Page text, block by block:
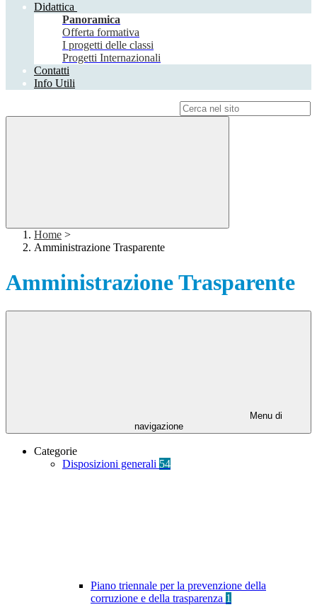
Didattica
Panoramica
Offerta formativa
I progetti delle classi
Progetti Internazionali
Contatti
Info Utili
Home >
Amministrazione Trasparente
Amministrazione Trasparente
Menu di
navigazione
Categorie
Disposizioni generali 54
Piano triennale per la prevenzione della
corruzione e della trasparenza 1